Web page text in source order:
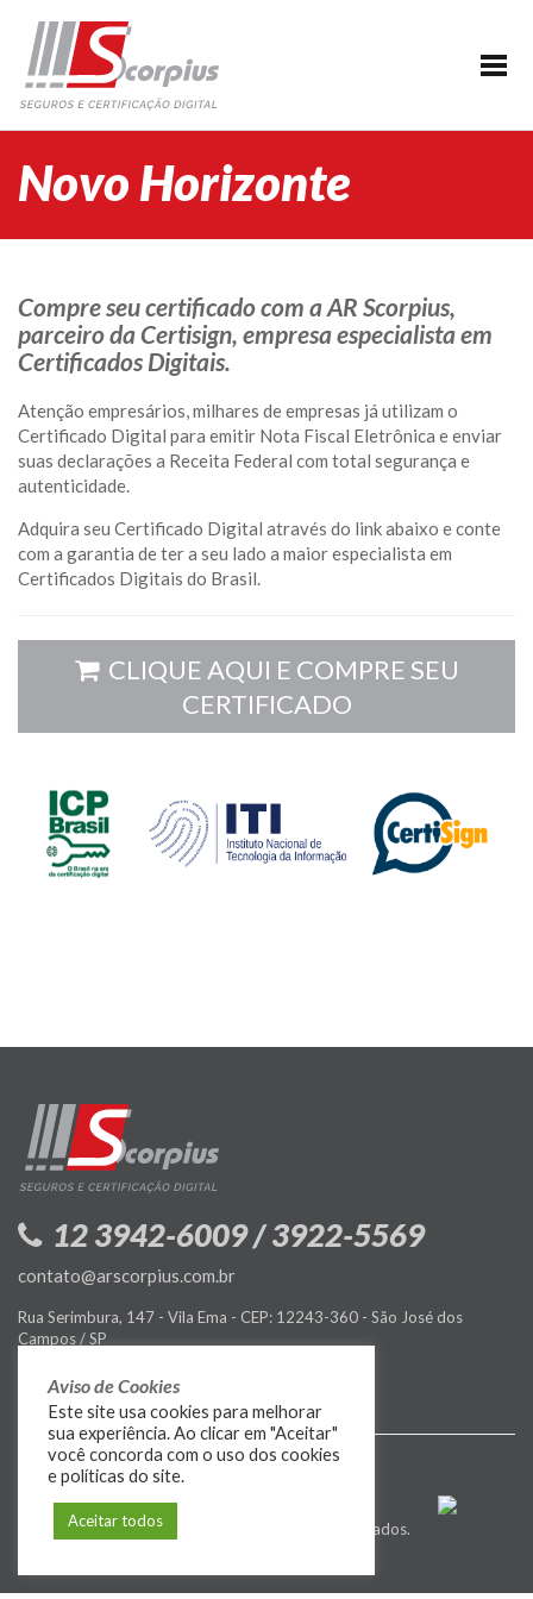
HOME
EMPRESA
AGENDAMENTO
SEGUROS
BLOG
SUPORTE/CONTATO
Novo Horizonte
Compre seu certificado com a AR Scorpius,
parceiro da Certisign, empresa especialista em
Certificados Digitais.
Atenção empresários, milhares de empresas já utilizam o
Certificado Digital para emitir Nota Fiscal Eletrônica e enviar
suas declarações a Receita Federal com total segurança e
autenticidade.
Adquira seu Certificado Digital através do link abaixo e conte
com a garantia de ter a seu lado a maior especialista em
Certificados Digitais do Brasil.
CLIQUE AQUI E COMPRE SEU
CERTIFICADO
12 3942-6009 / 3922-5569
contato@arscorpius.com.br
Rua Serimbura, 147 - Vila Ema - CEP: 12243-360 - São José dos
Campos / SP
Política de Privacidade
© 2009-2026 MIDIASIM . Todos os direitos reservados.
Aviso de Cookies
Este site usa cookies para melhorar
sua experiência. Ao clicar em "Aceitar"
você concorda com o uso dos cookies
e políticas do site.
Aceitar todos